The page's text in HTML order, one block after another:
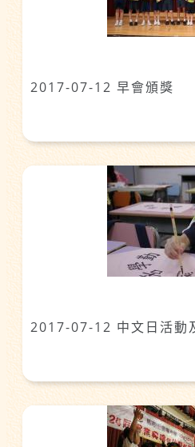
2017-07-12 早會頒獎
2017-07-12 中文日活動